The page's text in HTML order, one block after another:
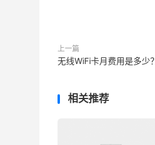
上一篇
无线WiFi卡月费用是多少？
相关推荐